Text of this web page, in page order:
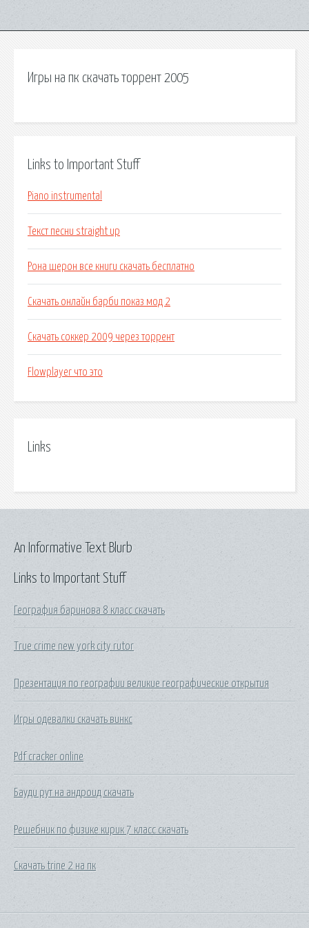
Игры на пк скачать торрент 2005
Links to Important Stuff
Piano instrumental
Текст песни straight up
Рона шерон все книги скачать бесплатно
Скачать онлайн барби показ мод 2
Скачать соккер 2009 через торрент
Flowplayer что это
Links
Links to Important Stuff
География баринова 8 класс скачать
True crime new york city rutor
Презентация по географии великие географические открытия
Игры одевалки скачать винкс
Pdf cracker online
Бауди рут на андроид скачать
Решебник по физике кирик 7 класс скачать
Скачать trine 2 на пк
An Informative Text Blurb